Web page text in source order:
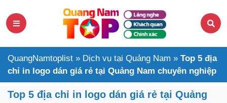
QuangNamtoplist » Dịch vụ tại Quảng Nam » Top 5 địa
chỉ in logo dán giá rẻ tại Quảng Nam chuyên nghiệp
Top 5 địa chỉ in logo dán giá rẻ tại Quảng